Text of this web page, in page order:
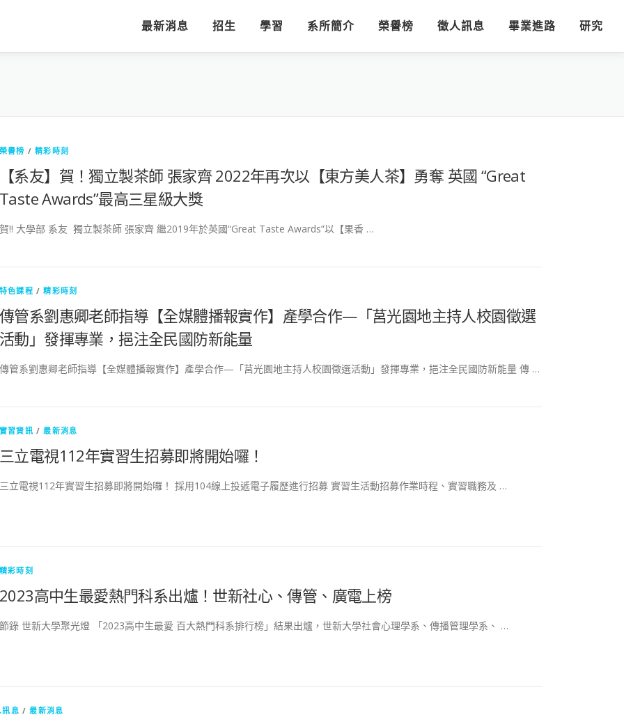
最新消息 招生 學習 系所簡介 榮譽榜 徵人訊息 畢業進路 研究
榮譽榜 /精彩時刻
【系友】賀！獨立製茶師 張家齊 2022年再次以【東方美人茶】勇奪 英國 “Great
Taste Awards”最高三星級大獎
賀!! 大學部 系友 獨立製茶師 張家齊 繼2019年於英國“Great Taste Awards”以【果香 …
特色課程 /精彩時刻
傳管系劉惠卿老師指導【全媒體播報實作】產學合作—「莒光園地主持人校園徵選
活動」發揮專業，挹注全民國防新能量
傳管系劉惠卿老師指導【全媒體播報實作】產學合作—「莒光園地主持人校園徵選活動」發揮專業，挹注全民國防新能量 傳 …
實習資訊 /最新消息
三立電視112年實習生招募即將開始囉！
三立電視112年實習生招募即將開始囉！ 採用104線上投遞電子履歷進行招募 實習生活動招募作業時程、實習職務及 …
精彩時刻
2023高中生最愛熱門科系出爐！世新社心、傳管、廣電上榜
節錄 世新大學聚光燈 「2023高中生最愛 百大熱門科系排行榜」結果出爐，世新大學社會心理學系、傳播管理學系、 …
訊息 /最新消息